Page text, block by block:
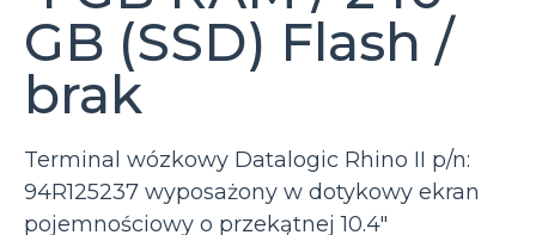
GB (SSD) Flash /
brak
Terminal wózkowy Datalogic Rhino II p/n:
94R125237 wyposażony w dotykowy ekran
pojemnościowy o przekątnej 10.4″